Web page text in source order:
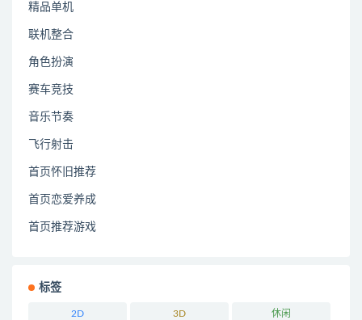
精品单机
联机整合
角色扮演
赛车竞技
音乐节奏
飞行射击
首页怀旧推荐
首页恋爱养成
首页推荐游戏
标签
2D 3D 休闲